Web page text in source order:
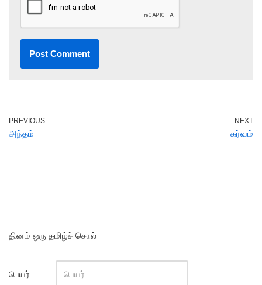
PREVIOUS
அந்தம்
NEXT
கர்வம்
தினம் ஒரு தமிழ்ச் சொல்
பெயர்